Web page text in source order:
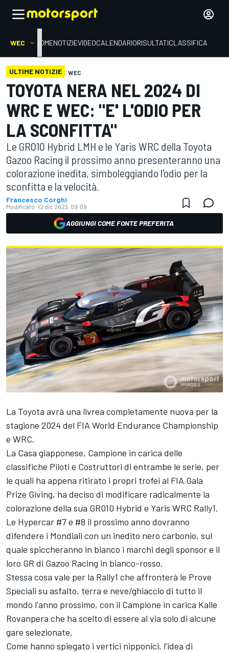
WEC HOMENOTIZIEVIDEOCALENDARIORISULTATICLASSIFICA
ULTIME NOTIZIE WEC
TOYOTA NERA NEL 2024 DI
WRC E WEC: "E' L'ODIO PER
LA SCONFITTA"
Le GR010 Hybrid LMH e le Yaris WRC della Toyota
Gazoo Racing il prossimo anno presenteranno una
colorazione inedita, simboleggiando l'odio per la
sconfitta e la velocità.
Francesco Corghi
Modificato: 12 dic 2023, 09:09
AGGIUNGI COME FONTE PREFERITA
La Toyota avrà una livrea completamente nuova per la
stagione 2024 del FIA World Endurance Championship
e WRC.
La Casa giapponese, Campione in carica delle
classifiche Piloti e Costruttori di entrambe le serie, per
le quali ha appena ritirato i propri trofei al FIA Gala
Prize Giving, ha deciso di modificare radicalmente la
colorazione della sua GR010 Hybrid e Yaris WRC Rally1.
Le Hypercar #7 e #8 il prossimo anno dovranno
difendere i Mondiali con un inedito nero carbonio, sul
quale spiccheranno in bianco i marchi degli sponsor e il
loro GR di Gazoo Racing in bianco-rosso.
Stessa cosa vale per la Rally1 che affronterà le Prove
Speciali su asfalto, terra e neve/ghiaccio di tutto il
mondo l'anno prossimo, con il Campione in carica Kalle
Rovanpera che ha scelto di essere al via solo di alcune
gare selezionate.
Come hanno spiegato i vertici nipponici, l'idea di